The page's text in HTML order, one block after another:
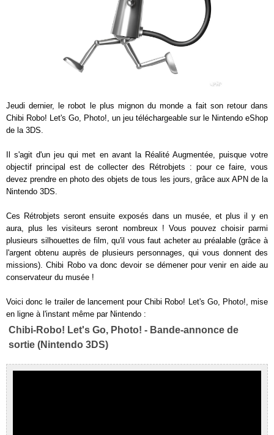
Jeudi dernier, le robot le plus mignon du monde a fait son retour dans
Chibi Robo! Let's Go, Photo!, un jeu téléchargeable sur le Nintendo eShop
de la 3DS.
Il s'agit d'un jeu qui met en avant la Réalité Augmentée, puisque votre
objectif principal est de collecter des Rétrobjets : pour ce faire, vous
devez prendre en photo des objets de tous les jours, grâce aux APN de la
Nintendo 3DS.
Ces Rétrobjets seront ensuite exposés dans un musée, et plus il y en
aura, plus les visiteurs seront nombreux ! Vous pouvez choisir parmi
plusieurs silhouettes de film, qu'il vous faut acheter au préalable (grâce à
l'argent obtenu auprès de plusieurs personnages, qui vous donnent des
missions). Chibi Robo va donc devoir se démener pour venir en aide au
conservateur du musée !
Voici donc le trailer de lancement pour Chibi Robo! Let's Go, Photo!, mise
en ligne à l'instant même par Nintendo :
Chibi-Robo! Let's Go, Photo! - Bande-annonce de
sortie (Nintendo 3DS)